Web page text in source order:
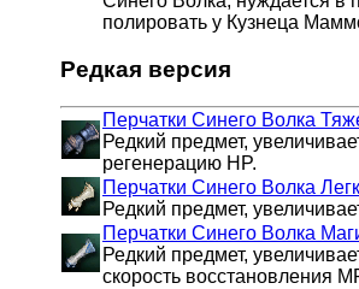
полировать у Кузнеца
Редкая версия
Перчатки Синего Волка
Редкий предмет,
регенерацию HP.
Перчатки Синего Волка
Редкий предмет,
Перчатки Синего Волка
Редкий предмет,
скорость восстановления